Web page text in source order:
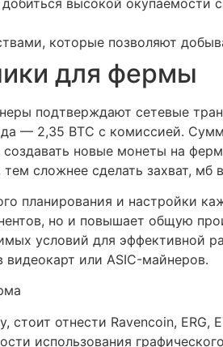
которые позволяют
для фермы
подтверждают сетевые
— 2,35 ВТС с комиссией.
новые монеты на
сложнее сделать захват, мб
планирования и настройки
но и повышает общую
условий для эффективной
или ASIC-майнеров.
отнести Ravencoin, ERG,
использования